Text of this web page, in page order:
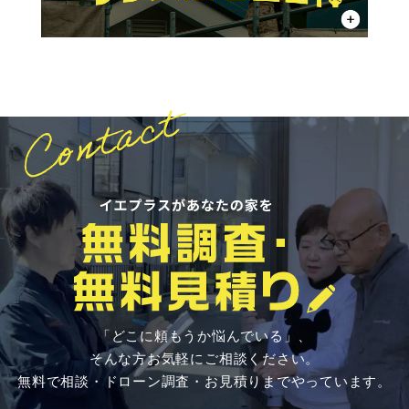
「どこに頼もうか悩んでいる」、
そんな方お気軽にご相談ください。
無料で相談・ドローン調査・お見積りまでやっています。